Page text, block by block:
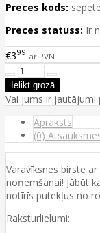
Preces kods:
Preces statuss: Ir
€399 ar PVN
Vai jums ir jautājumi
Apraksts
(0)
Varavīksnes birste
noņemšanai! Jābūt
notīrīs putekļus no
Raksturlielumi: